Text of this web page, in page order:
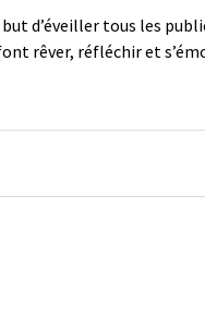
d’éveiller tous les
rêver, réfléchir et